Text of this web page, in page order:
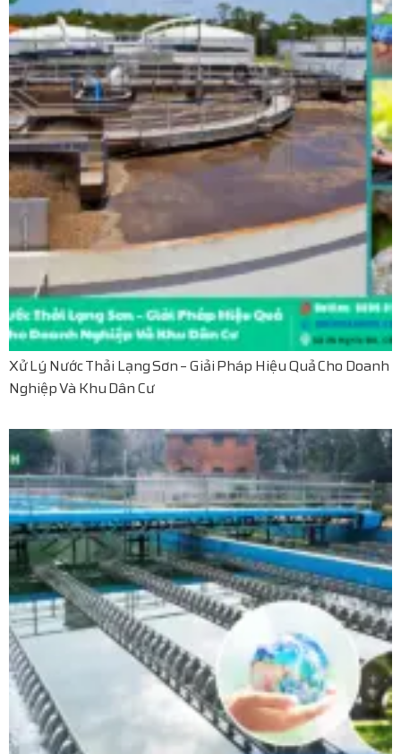
Xử Lý Nước Thải Lạng Sơn – Giải Pháp Hiệu Quả Cho Doanh
Nghiệp Và Khu Dân Cư